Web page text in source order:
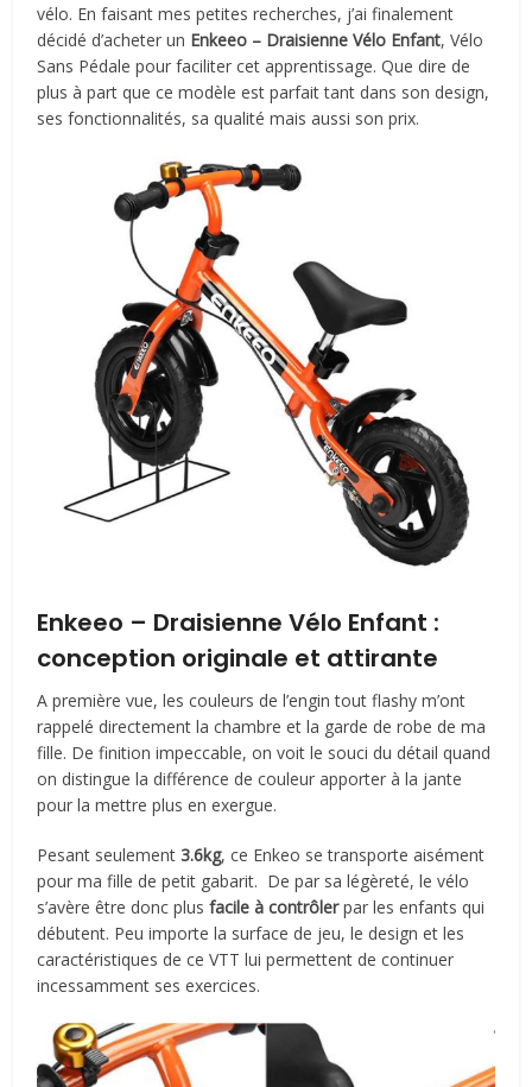
vélo. En faisant mes petites recherches, j’ai finalement
décidé d’acheter un Enkeeo – Draisienne Vélo Enfant, Vélo
Sans Pédale pour faciliter cet apprentissage. Que dire de
plus à part que ce modèle est parfait tant dans son design,
ses fonctionnalités, sa qualité mais aussi son prix.
Enkeeo – Draisienne Vélo Enfant :
conception originale et attirante
A première vue, les couleurs de l’engin tout flashy m’ont
rappelé directement la chambre et la garde de robe de ma
fille. De finition impeccable, on voit le souci du détail quand
on distingue la différence de couleur apporter à la jante
pour la mettre plus en exergue.
Pesant seulement3.6kg, ce Enkeo se transporte aisément
pour ma fille de petit gabarit. De par sa légèreté, le vélo
s’avère être donc plusfacile à contrôlerpar les enfants qui
débutent. Peu importe la surface de jeu, le design et les
caractéristiques de ce VTT lui permettent de continuer
incessamment ses exercices.